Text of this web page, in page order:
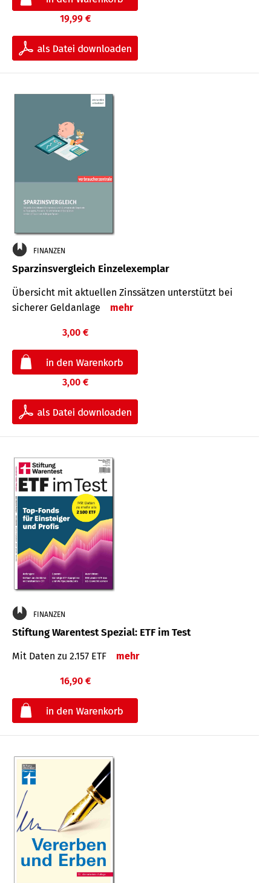
19,99 €
FINANZEN
Sparzinsvergleich Einzelexemplar
Übersicht mit aktuellen Zinssätzen unterstützt bei
sicherer Geldanlage
mehr
3,00 €
3,00 €
FINANZEN
Stiftung Warentest Spezial: ETF im Test
Mit Daten zu 2.157 ETF mehr
16,90 €